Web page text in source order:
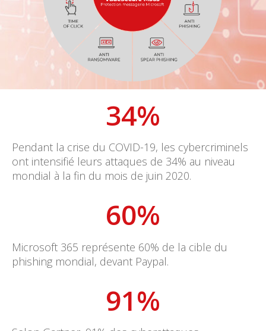
34%
Pendant la crise du COVID-19, les cybercriminels
ont intensifié leurs attaques de 34% au niveau
mondial à la fin du mois de juin 2020.
60%
Microsoft 365 représente 60% de la cible du
phishing mondial, devant Paypal.
91%